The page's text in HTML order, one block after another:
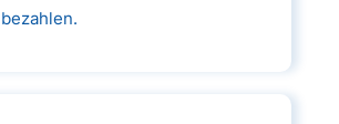
bezahlen.